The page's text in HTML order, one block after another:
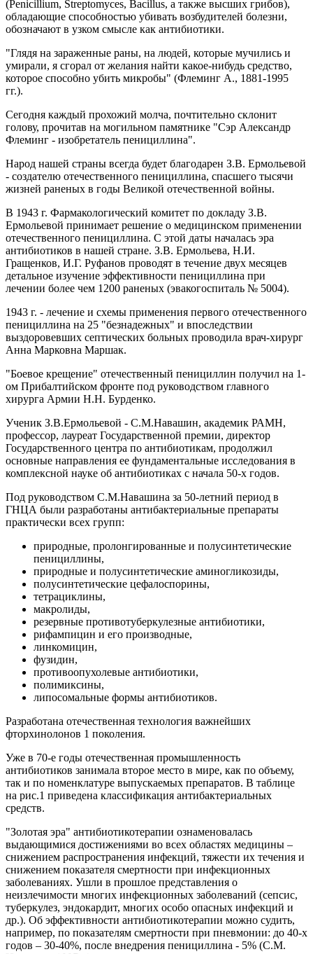
(Penicillium, Streptomyces, Bacillus, а также высших грибов),
обладающие способностью убивать возбудителей болезни,
обозначают в узком смысле как антибиотики.
"Глядя на зараженные раны, на людей, которые мучились и
умирали, я сгорал от желания найти какое-нибудь средство,
которое способно убить микробы" (Флеминг А., 1881-1995
гг.).
Сегодня каждый прохожий молча, почтительно склонит
голову, прочитав на могильном памятнике "Сэр Александр
Флеминг - изобретатель пенициллина".
Народ нашей страны всегда будет благодарен З.В. Ермольевой
- создателю отечественного пенициллина, спасшего тысячи
жизней раненых в годы Великой отечественной войны.
В 1943 г. Фармакологический комитет по докладу З.В.
Ермольевой принимает решение о медицинском применении
отечественного пенициллина. С этой даты началась эра
антибиотиков в нашей стране. З.В. Ермольева, Н.И.
Гращенков, И.Г. Руфанов проводят в течение двух месяцев
детальное изучение эффективности пенициллина при
лечении более чем 1200 раненых (эвакогоспиталь № 5004).
1943 г. - лечение и схемы применения первого отечественного
пенициллина на 25 "безнадежных" и впоследствии
выздоровевших септических больных проводила врач-хирург
Анна Марковна Маршак.
"Боевое крещение" отечественный пенициллин получил на 1-
ом Прибалтийском фронте под руководством главного
хирурга Армии Н.Н. Бурденко.
Ученик З.В.Ермольевой - С.М.Навашин, академик РАМН,
профессор, лауреат Государственной премии, директор
Государственного центра по антибиотикам, продолжил
основные направления ее фундаментальные исследования в
комплексной науке об антибиотиках с начала 50-х годов.
Под руководством С.М.Навашина за 50-летний период в
ГНЦА были разработаны антибактериальные препараты
практически всех групп:
природные, пролонгированные и полусинтетические
пенициллины,
природные и полусинтетические аминогликозиды,
полусинтетические цефалоспорины,
тетрациклины,
макролиды,
резервные противотуберкулезные антибиотики,
рифампицин и его производные,
линкомицин,
фузидин,
противоопухолевые антибиотики,
полимиксины,
липосомальные формы антибиотиков.
Разработана отечественная технология важнейших
фторхинолонов 1 поколения.
Уже в 70-е годы отечественная промышленность
антибиотиков занимала второе место в мире, как по объему,
так и по номенклатуре выпускаемых препаратов. В таблице
на рис.1 приведена классификация антибактериальных
средств.
"Золотая эра" антибиотикотерапии ознаменовалась
выдающимися достижениями во всех областях медицины –
снижением распространения инфекций, тяжести их течения и
снижением показателя смертности при инфекционных
заболеваниях. Ушли в прошлое представления о
неизлечимости многих инфекционных заболеваний (сепсис,
туберкулез, эндокардит, многих особо опасных инфекций и
др.). Об эффективности антибиотикотерапии можно судить,
например, по показателям смертности при пневмонии: до 40-х
годов – 30-40%, после внедрения пенициллина - 5% (С.М.